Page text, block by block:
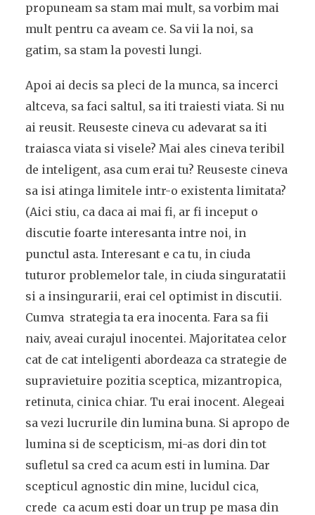
propuneam sa stam mai mult, sa vorbim mai
mult pentru ca aveam ce. Sa vii la noi, sa
gatim, sa stam la povesti lungi.
Apoi ai decis sa pleci de la munca, sa incerci
altceva, sa faci saltul, sa iti traiesti viata. Si nu
ai reusit. Reuseste cineva cu adevarat sa iti
traiasca viata si visele? Mai ales cineva teribil
de inteligent, asa cum erai tu? Reuseste cineva
sa isi atinga limitele intr-o existenta limitata?
(Aici stiu, ca daca ai mai fi, ar fi inceput o
discutie foarte interesanta intre noi, in
punctul asta. Interesant e ca tu, in ciuda
tuturor problemelor tale, in ciuda singuratatii
si a insingurarii, erai cel optimist in discutii.
Cumva strategia ta era inocenta. Fara sa fii
naiv, aveai curajul inocentei. Majoritatea celor
cat de cat inteligenti abordeaza ca strategie de
supravietuire pozitia sceptica, mizantropica,
retinuta, cinica chiar. Tu erai inocent. Alegeai
sa vezi lucrurile din lumina buna. Si apropo de
lumina si de scepticism, mi-as dori din tot
sufletul sa cred ca acum esti in lumina. Dar
scepticul agnostic din mine, lucidul cica,
crede ca acum esti doar un trup pe masa din